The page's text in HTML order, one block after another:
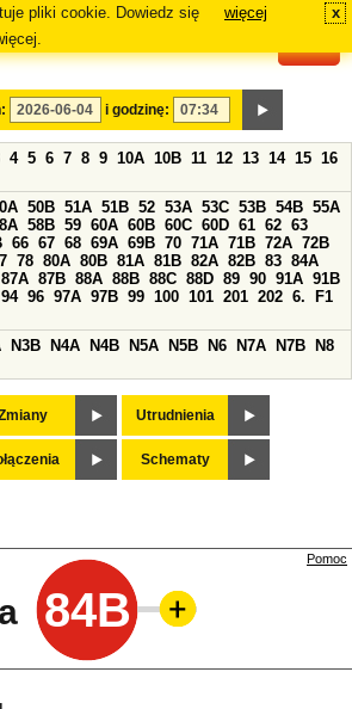
pliki cookie. Dowiedz się
więcej x
i godzinę:
4 5 6 7 8 9 10A 10B 11 12 13 14 15 16
50B 51A 51B 52 53A 53C 53B 54B 55A
58B 59 60A 60B 60C 60D 61 62 63
66 67 68 69A 69B 70 71A 71B 72A 72B
78 80A 80B 81A 81B 82A 82B 83 84A
87A 87B 88A 88B 88C 88D 89 90 91A 91B
94 96 97A 97B 99 100 101 201 202 6.
F1
N3B N4A N4B N5A N5B N6 N7A N7B
N8
Utrudnienia
Schematy
84B
Pomoc